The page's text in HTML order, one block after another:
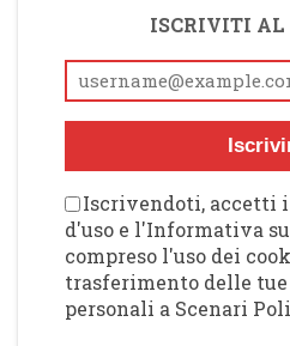
ISCRIVITI AL
Iscrivendoti, accetti
d'uso e l'Informativa
compreso l'uso dei
trasferimento delle
personali a Scenari